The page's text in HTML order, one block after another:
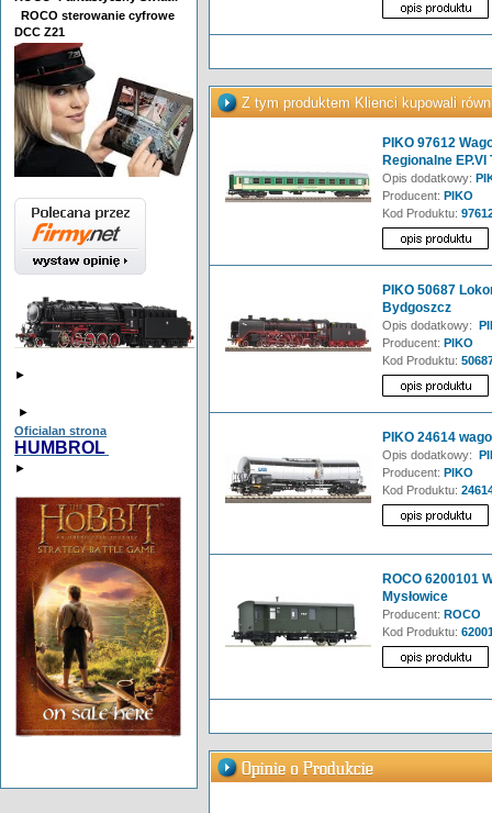
ROCO sterowanie cyfrowe
DCC Z21
►
►
Oficialan strona
HUMBROL
►
Z tym produktem Klienci kupowali
PIKO 97612
Regionalne EP.VI
Opis dodatkowy:
Producent: PIKO
Kod Produktu:
PIKO 50687
Bydgoszcz
Opis dodatkowy:
Producent: PIKO
Kod Produktu:
PIKO 24614
Opis dodatkowy:
Producent: PIKO
Kod Produktu:
ROCO 6200101
Mysłowice
Producent: ROCO
Kod Produktu: